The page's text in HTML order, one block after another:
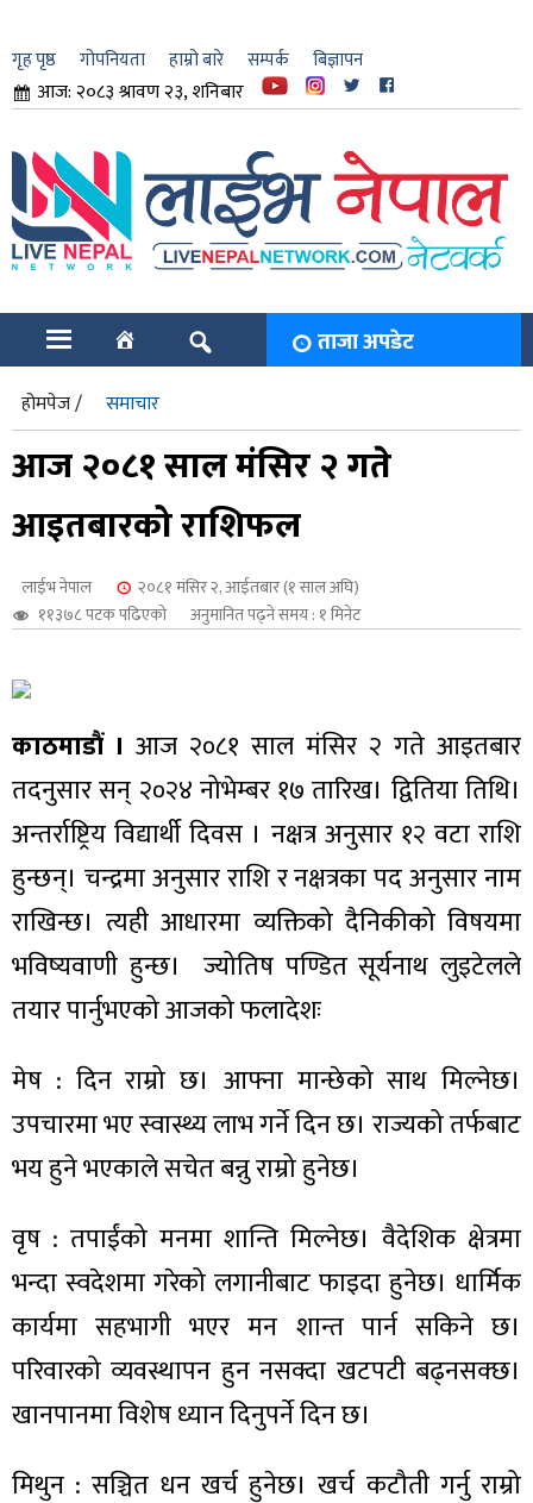
गृह पृष्ठ गोपनियता हाम्रो बारे सम्पर्क बिज्ञापन
आज: २०८३ श्रावण २३, शनिबार
ताजा अपडेट
होमपेज / समाचार
आज २०८१ साल मंसिर २ गते
आइतबारको राशिफल
लाईभ नेपाल
२०८१ मंसिर २, आईतबार (१ साल अघि)
११३७८ पटक पढिएको
अनुमानित पढ्ने समय : १ मिनेट
काठमाडौं । आज २०८१ साल मंसिर २ गते आइतबार
तदनुसार सन् २०२४ नोभेम्बर १७ तारिख। द्वितिया तिथि।
अन्तर्राष्ट्रिय विद्यार्थी दिवस । नक्षत्र अनुसार १२ वटा राशि
हुन्छन्। चन्द्रमा अनुसार राशि र नक्षत्रका पद अनुसार नाम
राखिन्छ। त्यही आधारमा व्यक्तिको दैनिकीको विषयमा
भविष्यवाणी हुन्छ। ज्योतिष पण्डित सूर्यनाथ लुइटेलले
तयार पार्नुभएको आजको फलादेशः
मेष : दिन राम्रो छ। आफ्ना मान्छेको साथ मिल्नेछ।
उपचारमा भए स्वास्थ्य लाभ गर्ने दिन छ। राज्यको तर्फबाट
भय हुने भएकाले सचेत बन्नु राम्रो हुनेछ।
वृष : तपाईंको मनमा शान्ति मिल्नेछ। वैदेशिक क्षेत्रमा
भन्दा स्वदेशमा गरेको लगानीबाट फाइदा हुनेछ। धार्मिक
कार्यमा सहभागी भएर मन शान्त पार्न सकिने छ।
परिवारको व्यवस्थापन हुन नसक्दा खटपटी बढ्नसक्छ।
खानपानमा विशेष ध्यान दिनुपर्ने दिन छ।
मिथुन : सञ्चित धन खर्च हुनेछ। खर्च कटौती गर्नु राम्रो